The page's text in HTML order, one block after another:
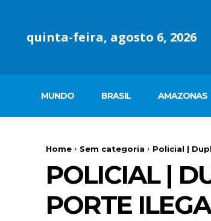
quinta-feira, agosto 6, 2026
MUNDO BRASIL AMAZONAS
Home Sem categoria Policial |
POLICIAL |
PORTE